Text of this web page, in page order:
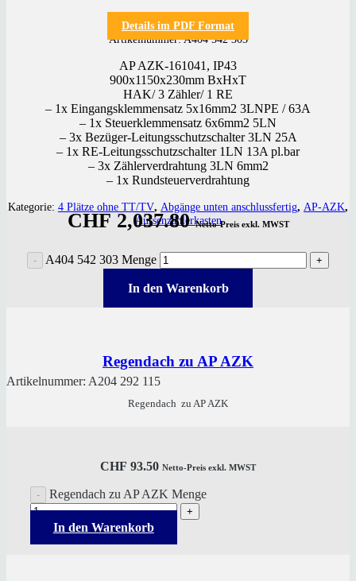
Details im PDF Format
Artikelnummer:A404 542 303
AP AZK-161041, IP43
900x1150x230mm BxHxT
HAK/ 3 Zähler/ 1 RE
– 1x Eingangsklemmensatz 5x16mm2 3LNPE / 63A
– 1x Steuerklemmensatz 6x6mm2 5LN
– 3x Bezüger-Leitungsschutzschalter 3LN 25A
– 1x RE-Leitungsschutzschalter 1LN 13A pl.bar
– 3x Zählerverdrahtung 3LN 6mm2
– 1x Rundsteuerverdrahtung
Kategorie: 4 Plätze ohne TT/TV, Abgänge unten anschlussfertig, AP-AZK,
Aussenzählerkasten
CHF 2,037.80 Netto-Preis exkl. MWST
A404 542 303 Menge
In den Warenkorb
Regendach zu AP AZK
Artikelnummer: A204 292 115
Regendach zu AP AZK
CHF 93.50 Netto-Preis exkl. MWST
Regendach zu AP AZK Menge
In den Warenkorb